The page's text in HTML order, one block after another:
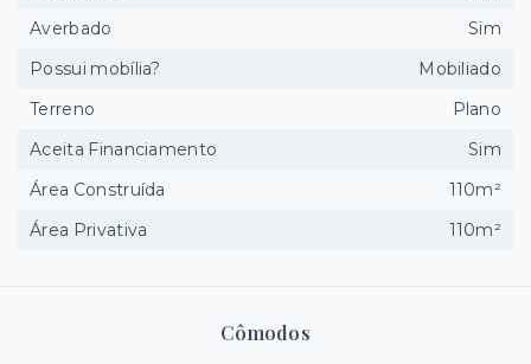
Cômodos
Averbado
Sim
Possui mobília?
Mobiliado
Terreno
Plano
Aceita Financiamento
Sim
Área Construída
110m²
Área Privativa
110m²